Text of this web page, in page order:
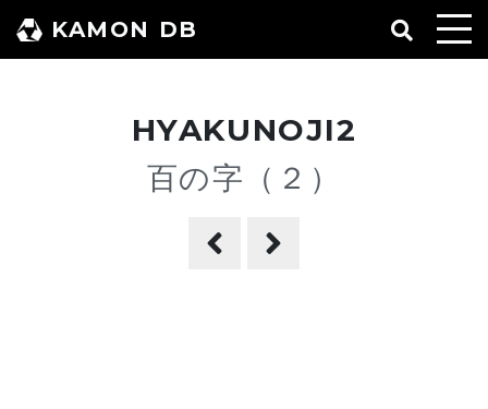
ン
KAMON DB
HYAKUNOJI2
百の字（２）